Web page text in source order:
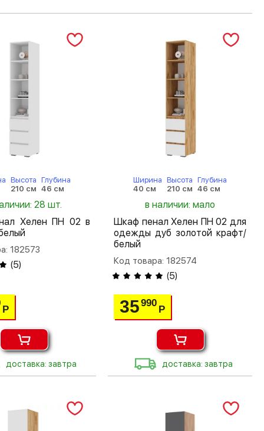
Высота
210 см
Глубина
46 см
28 шт.
Хелен ПН 02 в
182573
(5)
Р
доставка: завтра
Ширина
40 см
Высота
210 см
Глубина
46 см
в наличии: мало
Шкаф пенал Хелен ПН 02 для
одежды дуб золотой крафт/
белый
Код товара: 182574
(5)
35990
Р
доставка: завтра